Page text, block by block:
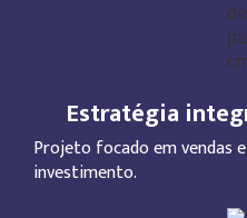
Estratégia
Projeto focado em vendas
investimento.